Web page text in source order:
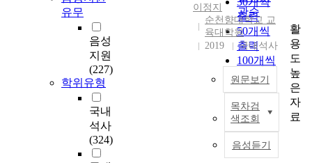
유무
음성
지원
(227)
학위유형
국내
석사
(324)
관순
출력
50개씩
출력
100개씩
출력
이정지
순천향대학교 교
육대학원
2019
국내석사
원문보기
목차검
색조회
음성듣기
활
용
도
높
은
자
료